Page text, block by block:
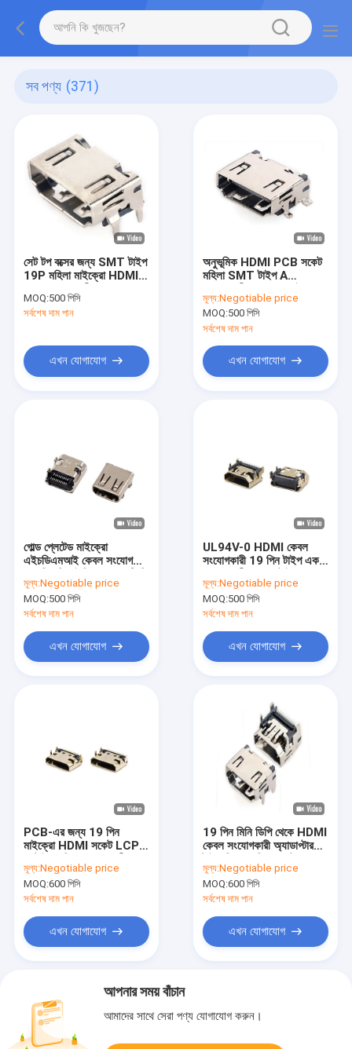
সব পণ্য (371)
সেট টপ বক্সের জন্য SMT টাইপ
19P মহিলা মাইক্রো HDMI
MOQ:500 পিসি
সর্বশেষ দাম পান
এখন যোগাযোগ
অনুভূমিক HDMI PCB সকেট
মহিলা SMT টাইপ A
মূল্য:Negotiable price
MOQ:500 পিসি
সর্বশেষ দাম পান
এখন যোগাযোগ
গোল্ড প্লেটেড মাইক্রো
এইচডিএমআই কেবল সংযোগকারী
টাইপ মহিলা সংযোগকারী
মূল্য:Negotiable price
MOQ:500 পিসি
সর্বশেষ দাম পান
এখন যোগাযোগ
UL94V-0 HDMI কেবল
সংযোগকারী 19 পিন টাইপ একটি
কান ছাড়া
মূল্য:Negotiable price
MOQ:500 পিসি
সর্বশেষ দাম পান
এখন যোগাযোগ
PCB-এর জন্য 19 পিন
মাইক্রো HDMI সকেট LCP
মূল্য:Negotiable price
MOQ:600 পিসি
সর্বশেষ দাম পান
এখন যোগাযোগ
19 পিন মিনি ডিপি থেকে HDMI
কেবল সংযোগকারী অ্যাডাপ্টার
সংযোগকারী
মূল্য:Negotiable price
MOQ:600 পিসি
সর্বশেষ দাম পান
এখন যোগাযোগ
আপনার সময় বাঁচান
আমাদের সাথে সেরা পণ্য যোগাযোগ করুন।